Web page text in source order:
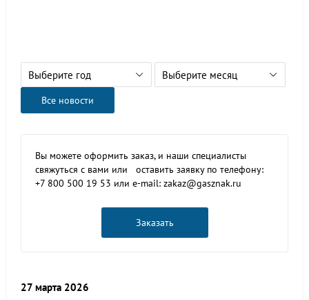
Выберите год Выберите месяц
Все новости
Вы можете оформить заказ, и наши специалисты
свяжуться с вами или оставить заявку по телефону:
+7 800 500 19 53 или e-mail: zakaz@gasznak.ru
Заказать
27 марта 2026